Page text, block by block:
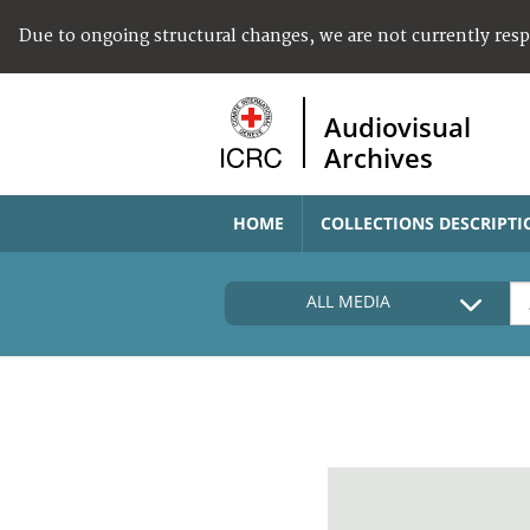
Due to ongoing structural changes, we are not currently
Audiovisual
Archives
HOME COLLECTIONS
ALL MEDIA